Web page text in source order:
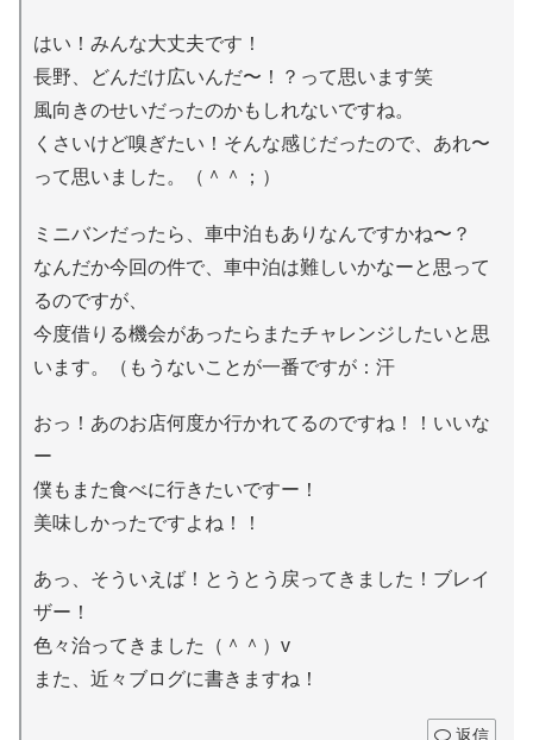
はい！みんな大丈夫です！
長野、どんだけ広いんだ〜！？って思います笑
風向きのせいだったのかもしれないですね。
くさいけど嗅ぎたい！そんな感じだったので、あれ〜
って思いました。（＾＾；）
ミニバンだったら、車中泊もありなんですかね〜？
なんだか今回の件で、車中泊は難しいかなーと思って
るのですが、
今度借りる機会があったらまたチャレンジしたいと思
います。（もうないことが一番ですが：汗
おっ！あのお店何度か行かれてるのですね！！いいな
ー
僕もまた食べに行きたいですー！
美味しかったですよね！！
あっ、そういえば！とうとう戻ってきました！ブレイ
ザー！
色々治ってきました（＾＾）v
また、近々ブログに書きますね！
返信